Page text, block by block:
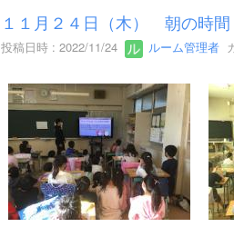
１１月２４日（木） 朝の時
投稿日時 : 2022/11/24 ルーム管理者